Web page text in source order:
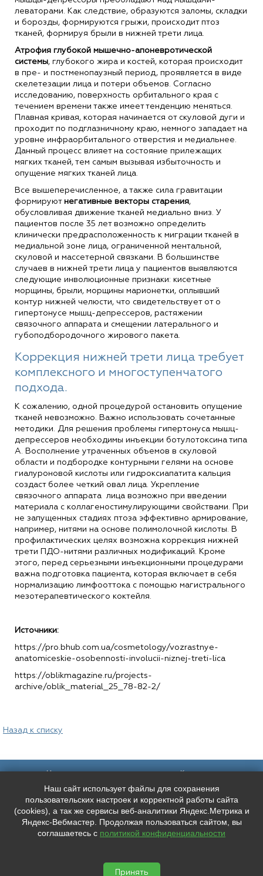
леваторами. Как следствие, образуются заломы, складки
и борозды, формируются грыжи, происходит птоз
тканей, формируя брыли в нижней трети лица.
Атрофия глубокой мышечно-апоневротической
системы, глубокого жира и костей, которая происходит
в пре- и постменопаузный период, проявляется в виде
скелетезации лица и потери объемов. Согласно
исследованию, поверхность орбитального края с
течением времени также имеет тенденцию меняться.
Плавная кривая, которая начинается от скуловой дуги и
проходит по подглазничному краю, немного западает на
уровне инфраорбитального отверстия и медиальнее.
Данный процесс влияет на состояние прилежащих
мягких тканей, тем самым вызывая избыточность и
опущение мягких тканей лица.
Все вышеперечисленное, а также сила гравитации
формируют негативные векторы старения,
обусловливая движение тканей медиально вниз. У
пациентов после 35 лет возможно определить
клинически предрасположенность к миграции тканей в
медиальной зоне лица, ограниченной ментальной,
скуловой и массетерной связками. В большинстве
случаев в нижней трети лица у пациентов выявляются
следующие инволюционные признаки: кисетные
морщины, брыли, морщины марионетки, оплывший
контур нижней челюсти, что свидетельствует от о
гипертонусе мышц-депрессеров, растяжении
связочного аппарата и смещении латерального и
губоподбородочного жирового пакета.
Коррекция нижней трети лица требует
комплексного и многоступенчатого
подхода.
К сожалению, одной процедурой остановить опущение
тканей невозможно. Важно использовать сочетанные
методики. Для решения проблемы гипертонуса мышц-
депрессеров необходимы инъекции ботулотоксина типа
А. Восполнение утраченных объемов в скуловой
области и подбородке контурными гелями на основе
гиалуроновой кислоты или гидроксиапатита кальция
создаст более четкий овал лица. Укрепление
связочного аппарата
лица возможно при введении
материала с коллагеностимулирующими свойствами. При
не запущенных стадиях птоза эффективно армирование,
например, нитями на основе полимолочной кислоты. В
профилактических целях возможна коррекция нижней
трети ПДО-нитями различных модификаций. Кроме
этого, перед серьезными инъекционными процедурами
важна подготовка пациента, которая включает в себя
нормализацию лимфооттока с помощью магистрального
мезотерапевтического коктейля.
Источники:
https://pro.bhub.com.ua/cosmetology/vozrastnye-
anatomiceskie-osobennosti-involucii-niznej-treti-lica
https://oblikmagazine.ru/projects-
archive/oblik_material_25_78-82-2/
Назад к списку
ООО "ЛУЧШЕЕ ЛИЦО"
Наш адрес:
Санкт-Петербург,
Каменноостровский пр. 61/2, вход в
арку со стороны улицы Чапыгина
Режим работы: пн - пт: 10:00 - 18:00
Контакты:
+7 (921) 9606133
+7 (991) 0165010
mederispb@yandex.ru
Мы в социальных сетях:
Наш сайт использует файлы для сохранения
пользовательских настроек и корректной работы сайта
(cookies), а так же сервисы веб-аналитики Яндекс.Метрика и
Яндекс-Вебмастер. Продолжая пользоваться сайтом, вы
соглашаетесь с политикой конфиденциальности
Принять